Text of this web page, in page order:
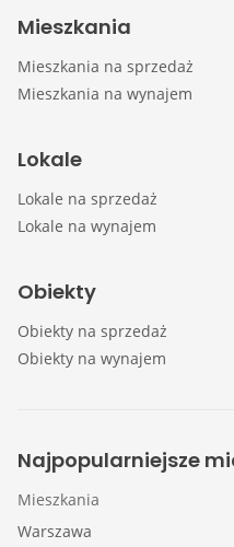
Mieszkania
Mieszkania na sprzedaż
Mieszkania na wynajem
Lokale
Lokale na sprzedaż
Lokale na wynajem
Obiekty
Obiekty na sprzedaż
Obiekty na wynajem
Najpopularniejsze
Mieszkania
Warszawa